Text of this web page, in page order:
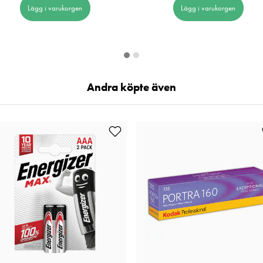
Lägg i varukorgen Lägg i varukorgen
Andra köpte även